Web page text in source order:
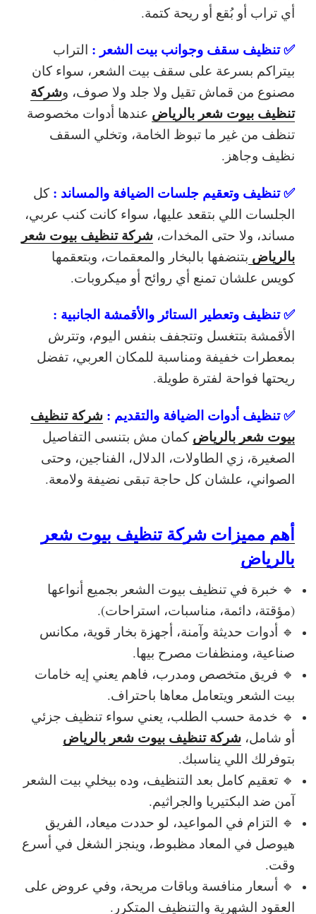
أي تراب أو بُقع أو ريحة كتمة.
✅ تنظيف سقف وجوانب بيت الشعر : التراب
بيتراكم بسرعة على سقف بيت الشعر، سواء كان
مصنوع من قماش تقيل ولا جلد ولا صوف، وشركة
تنظيف بيوت شعر بالرياض عندها أدوات مخصوصة
تنظف من غير ما تبوظ الخامة، وتخلي السقف
نظيف وجاهز.
✅ تنظيف وتعقيم جلسات الضيافة والمساند : كل
الجلسات اللي بتقعد عليها، سواء كانت كنب عربي،
مساند، ولا حتى المخدات، شركة تنظيف بيوت شعر
بالرياض بتنضفها بالبخار والمعقمات، وبتعقمها
كويس علشان تمنع أي روائح أو ميكروبات.
✅ تنظيف وتعطير الستائر والأقمشة الجانبية :
الأقمشة بتتغسل وتتجفف بنفس اليوم، وتترش
بمعطرات خفيفة ومناسبة للمكان العربي، تفضل
ريحتها فواحة لفترة طويلة.
✅ تنظيف أدوات الضيافة والتقديم : شركة تنظيف
بيوت شعر بالرياض كمان مش بتنسى التفاصيل
الصغيرة، زي الطاولات، الدلال، الفناجين، وحتى
الصواني، علشان كل حاجة تبقى نضيفة ولامعة.
أهم مميزات شركة تنظيف بيوت شعر
بالرياض
🔹 خبرة في تنظيف بيوت الشعر بجميع أنواعها
(مؤقتة، دائمة، مناسبات، استراحات).
🔹 أدوات حديثة وآمنة، أجهزة بخار قوية، مكانس
صناعية، ومنظفات مصرح بيها.
🔹 فريق متخصص ومدرب، فاهم يعني إيه خامات
بيت الشعر ويتعامل معاها باحتراف.
🔹 خدمة حسب الطلب، يعني سواء تنظيف جزئي
أو شامل، شركة تنظيف بيوت شعر بالرياض
بتوفرلك اللي يناسبك.
🔹 تعقيم كامل بعد التنظيف، وده بيخلي بيت الشعر
آمن ضد البكتيريا والجراثيم.
🔹 التزام في المواعيد، لو حددت ميعاد، الفريق
هيوصل في المعاد مظبوط، وينجز الشغل في أسرع
وقت.
🔹 أسعار منافسة وباقات مريحة، وفي عروض على
العقود الشهرية والتنظيف المتكرر.